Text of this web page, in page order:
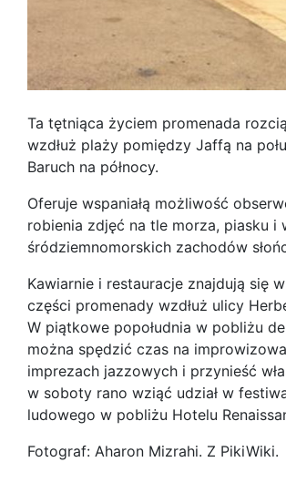
Ta tętniąca życiem promenada
wzdłuż plaży pomiędzy Jaffą na
Baruch na północy.
Oferuje wspaniałą możliwość
robienia zdjęć na tle morza, piasku i
śródziemnomorskich zachodów
Kawiarnie i restauracje znajdują się
części promenady wzdłuż ulicy
W piątkowe popołudnia w pobliżu
można spędzić czas na
imprezach jazzowych i przynieść
w soboty rano wziąć udział w
ludowego w pobliżu Hotelu
Fotograf: Aharon Mizrahi. Z PikiWiki.